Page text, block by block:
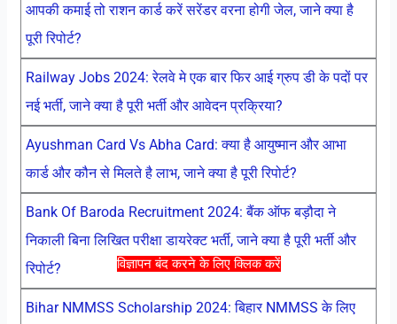
विज्ञापन बंद करने के लिए क्लिक करें
आपकी कमाई तो राशन कार्ड करें सरेंडर वरना होगी जेल, जाने क्या है
पूरी रिपोर्ट?
Railway Jobs 2024: रेलवे मे एक बार फिर आई ग्रुप डी के पदों पर
नई भर्ती, जाने क्या है पूरी भर्ती और आवेदन प्रक्रिया?
Ayushman Card Vs Abha Card: क्या है आयुष्मान और आभा
कार्ड और कौन से मिलते है लाभ, जाने क्या है पूरी रिपोर्ट?
Bank Of Baroda Recruitment 2024: बैंक ऑफ बड़ौदा ने
निकाली बिना लिखित परीक्षा डायरेक्ट भर्ती, जाने क्या है पूरी भर्ती और
रिपोर्ट?
Bihar NMMSS Scholarship 2024: बिहार NMMSS के लिए